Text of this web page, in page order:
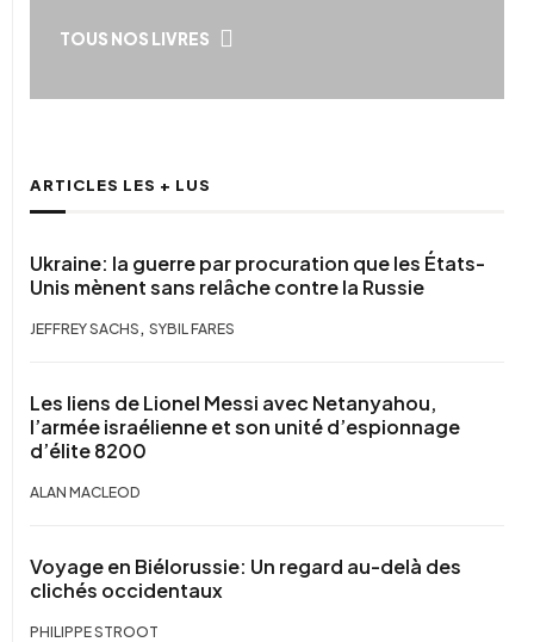
TOUS NOS LIVRES
ARTICLES LES + LUS
Ukraine: la guerre par procuration que les États-
Unis mènent sans relâche contre la Russie
JEFFREY SACHS , SYBIL FARES
Les liens de Lionel Messi avec Netanyahou,
l’armée israélienne et son unité d’espionnage
d’élite 8200
ALAN MACLEOD
Voyage en Biélorussie: Un regard au-delà des
clichés occidentaux
PHILIPPE STROOT